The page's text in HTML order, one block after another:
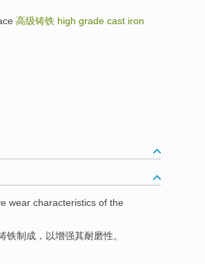
高级铸铁 high grade cast iron
wear characteristics of the
铁制成 ， 以增强其耐磨性。